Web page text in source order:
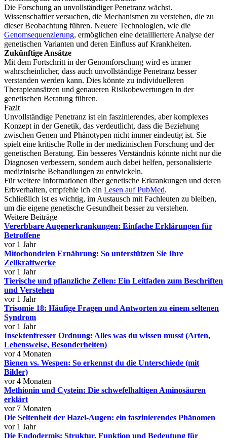
Die Forschung an unvollständiger Penetranz wächst.
Wissenschaftler versuchen, die Mechanismen zu verstehen, die zu
dieser Beobachtung führen. Neuere Technologien, wie die
Genomsequenzierung, ermöglichen eine detailliertere Analyse der
genetischen Varianten und deren Einfluss auf Krankheiten.
Zukünftige Ansätze
Mit dem Fortschritt in der Genomforschung wird es immer
wahrscheinlicher, dass auch unvollständige Penetranz besser
verstanden werden kann. Dies könnte zu individuelleren
Therapieansätzen und genaueren Risikobewertungen in der
genetischen Beratung führen.
Fazit
Unvollständige Penetranz ist ein faszinierendes, aber komplexes
Konzept in der Genetik, das verdeutlicht, dass die Beziehung
zwischen Genen und Phänotypen nicht immer eindeutig ist. Sie
spielt eine kritische Rolle in der medizinischen Forschung und der
genetischen Beratung. Ein besseres Verständnis könnte nicht nur die
Diagnosen verbessern, sondern auch dabei helfen, personalisierte
medizinische Behandlungen zu entwickeln.
Für weitere Informationen über genetische Erkrankungen und deren
Erbverhalten, empfehle ich ein Lesen auf PubMed.
Schließlich ist es wichtig, im Austausch mit Fachleuten zu bleiben,
um die eigene genetische Gesundheit besser zu verstehen.
Weitere Beiträge
Vererbbare Augenerkrankungen: Einfache Erklärungen für
Betroffene
vor 1 Jahr
Mitochondrien Ernährung: So unterstützen Sie Ihre
Zellkraftwerke
vor 1 Jahr
Tierische und pflanzliche Zellen: Ein Leitfaden zum Beschriften
und Verstehen
vor 1 Jahr
Trisomie 18: Häufige Fragen und Antworten zu einem seltenen
Syndrom
vor 1 Jahr
Insektenfresser Ordnung: Alles was du wissen musst (Arten,
Lebensweise, Besonderheiten)
vor 4 Monaten
Bienen vs. Wespen: So erkennst du die Unterschiede (mit
Bilder)
vor 4 Monaten
Methionin und Cystein: Die schwefelhaltigen Aminosäuren
erklärt
vor 7 Monaten
Die Seltenheit der Hazel-Augen: ein faszinierendes Phänomen
vor 1 Jahr
Die Endodermis: Struktur, Funktion und Bedeutung für